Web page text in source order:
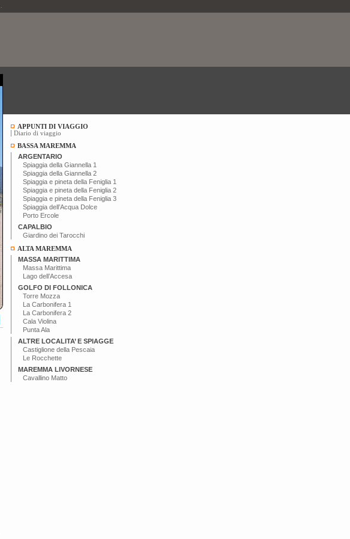
APPUNTI DI VIAGGIO
Diario di viaggio
BASSA MAREMMA
ARGENTARIO
Spiaggia della Giannella 1
Spiaggia della Giannella 2
Spiaggia e pineta della Feniglia 1
Spiaggia e pineta della Feniglia 2
Spiaggia e pineta della Feniglia 3
Spiaggia dell’Acqua Dolce
Porto Ercole
CAPALBIO
Giardino dei Tarocchi
ALTA MAREMMA
MASSA MARITTIMA
Massa Marittima
Lago dell’Accesa
GOLFO DI FOLLONICA
Torre Mozza
La Carbonifera 1
La Carbonifera 2
Cala Violina
Punta Ala
ALTRE LOCALITA’ E SPIAGGE
Castiglione della Pescaia
Le Rocchette
MAREMMA LIVORNESE
Cavallino Matto